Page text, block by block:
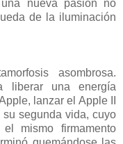
nueva pasión no
de la iluminación
asombrosa.
liberar una energía
lanzar el Apple II
segunda vida, cuyo
mismo firmamento